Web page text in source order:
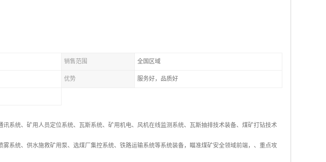
销售范围 全国区域
优势 服务好，品质好
系统、矿用人员定位系统、瓦斯系统、矿用机电、风机在线监测系统、瓦斯抽排技术装备、煤矿打钻技术
系统、供水施救矿用泵、选煤厂集控系统、铁路运输系统等系统装备，瞄准煤矿安全领域前端，、重点攻